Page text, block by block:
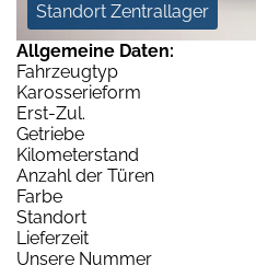
Standort Zentrallager
Allgemeine Daten:
Fahrzeugtyp
Karosserieform
Erst-Zul.
Getriebe
Kilometerstand
Anzahl der Türen
Farbe
Standort
Lieferzeit
Unsere Nummer